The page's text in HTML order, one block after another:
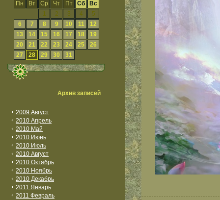
Пн
Вт Ср Чт Пт Сб
Вс
1
2 3 4
5
6
7 8 9 10 11
12
13
14 15 16 17 18
19
20
21 22 23 24 25
26
27
28 29 30 31
Архив записей
2009 Август
2010 Апрель
2010 Май
2010 Июнь
2010 Июль
2010 Август
2010 Октябрь
2010 Ноябрь
2010 Декабрь
2011 Январь
2011 Февраль